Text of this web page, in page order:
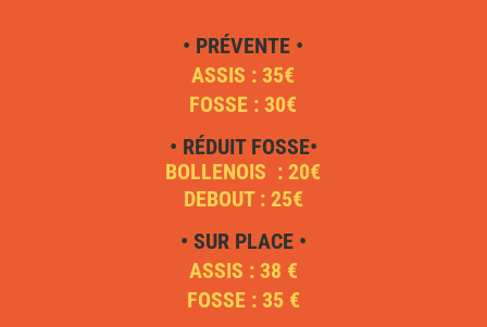
• PRÉVENTE •
ASSIS : 35€
FOSSE : 30€
• RÉDUIT FOSSE•
BOLLENOIS : 20€
DEBOUT : 25€
• SUR PLACE •
ASSIS : 38 €
FOSSE : 35 €